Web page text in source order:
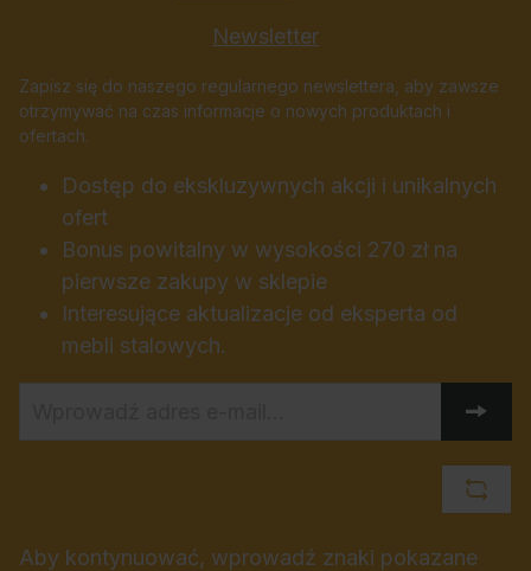
Newsletter
Zapisz się do naszego regularnego newslettera, aby zawsze
otrzymywać na czas informacje o nowych produktach i
ofertach.
Dostęp do ekskluzywnych akcji i unikalnych
ofert
Bonus powitalny w wysokości 270 zł na
pierwsze zakupy w sklepie
Interesujące aktualizacje od eksperta od
mebli stalowych.
Aby kontynuować, wprowadź znaki pokazane